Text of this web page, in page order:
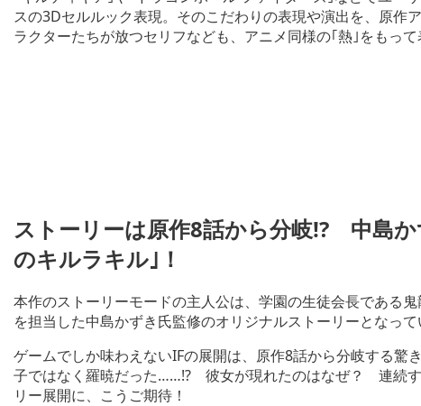
スの3Dセルルック表現。そのこだわりの表現や演出を、原
ラクターたちが放つセリフなども、アニメ同様の｢熱｣をもって
ストーリーは原作8話から分岐!? 中島
のキルラキル｣！
本作のストーリーモードの主人公は、学園の生徒会長である
を担当した中島かずき氏監修のオリジナルストーリーとなって
ゲームでしか味わえないIFの展開は、原作8話から分岐する驚
子ではなく羅暁だった……!? 彼女が現れたのはなぜ？ 連続
リー展開に、こうご期待！